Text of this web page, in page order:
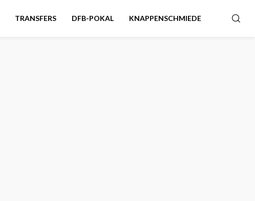
TRANSFERS DFB-POKAL KNAPPENSCHMIEDE